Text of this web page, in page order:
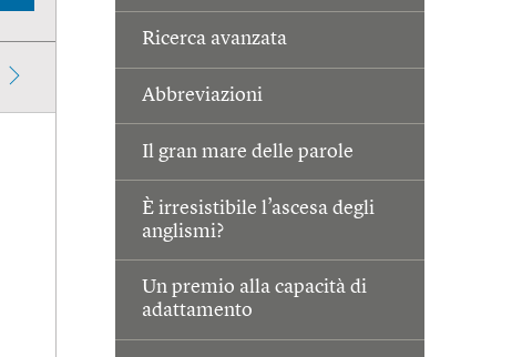
Ricerca avanzata
Abbreviazioni
Il gran mare delle parole
È irresistibile l’ascesa degli
anglismi?
Un premio alla capacità di
adattamento